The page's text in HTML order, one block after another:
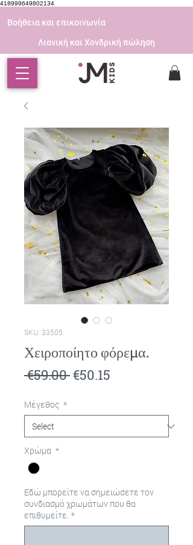
418999649802134
Βοήθεια και επικοινωνία
Λιανική και Χονδρική πώληση
SKU: 33505
Χειροποίητο φόρεμα.
€59.00 Regular
€50.15
Μέγεθος *
Χρώμα *
Εδώ μπορείτε να σημειώσετε τον
συνδιασμό χρωμάτων που θα
επιθυμείτε. *